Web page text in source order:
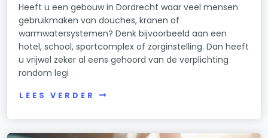
Heeft u een gebouw in Dordrecht waar veel mensen
gebruikmaken van douches, kranen of
warmwatersystemen? Denk bijvoorbeeld aan een
hotel, school, sportcomplex of zorginstelling. Dan heeft
u vrijwel zeker al eens gehoord van de verplichting
rondom legi
LEES VERDER